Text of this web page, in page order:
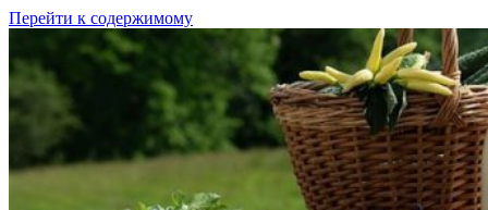
Перейти к содержимому